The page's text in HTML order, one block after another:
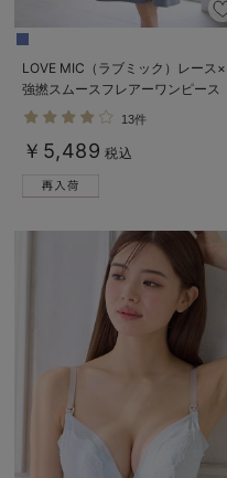
LOVE MIC（ラブミック）レース×
強撚スムースフレアーワンピース
マタニティ・授乳服【出産後も長く
13件
￥5,489 税込